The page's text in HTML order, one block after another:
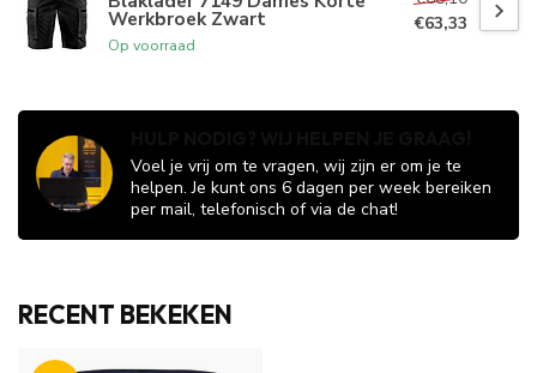
Werkbroek Zwart
Op voorraad
€63,33
Voel je vrij om te vragen, wij zijn er om je te
helpen. Je kunt ons 6 dagen per week bereiken
per mail, telefonisch of via de chat!
RECENT BEKEKEN